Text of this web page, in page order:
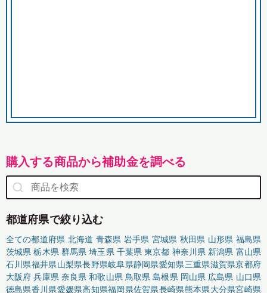
購入する商品から補助金を調べる
都道府県で絞り込む
全ての都道府県 北海道 青森県 岩手県 宮城県 秋田県 山形県 福島県
茨城県 栃木県 群馬県 埼玉県 千葉県 東京都 神奈川県 新潟県 富山県
石川県福井県山梨県長野県岐阜県静岡県愛知県三重県滋賀県京都府
大阪府 兵庫県 奈良県 和歌山県 鳥取県 島根県 岡山県 広島県 山口県
徳島県香川県愛媛県高知県福岡県佐賀県長崎県熊本県大分県宮崎県